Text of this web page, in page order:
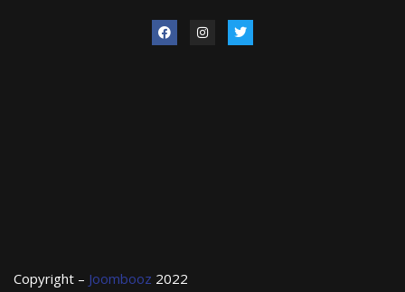
Copyright – Joombooz 2022